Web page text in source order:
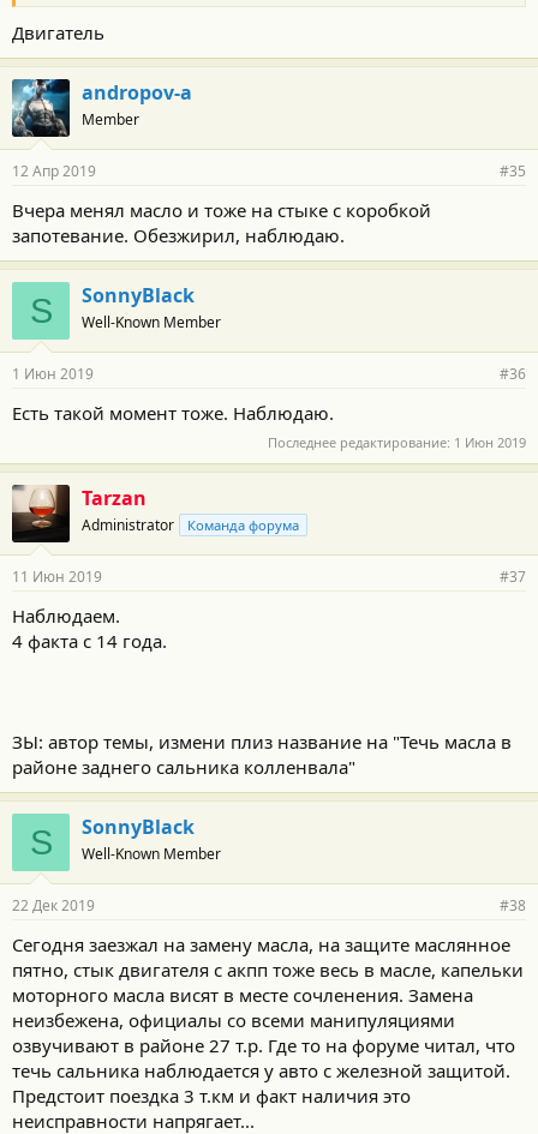
Двигатель
andropov-a
Member
12 Апр 2019 #35
Вчера менял масло и тоже на стыке с коробкой
запотевание. Обезжирил, наблюдаю.
S SonnyBlack
Well-Known Member
1 Июн 2019 #36
Есть такой момент тоже. Наблюдаю.
Последнее редактирование: 1 Июн 2019
Tarzan
Administrator Команда форума
11 Июн 2019 #37
Наблюдаем.
4 факта с 14 года.
ЗЫ: автор темы, измени плиз название на "Течь масла в
районе заднего сальника колленвала"
S SonnyBlack
Well-Known Member
22 Дек 2019 #38
Сегодня заезжал на замену масла, на защите маслянное
пятно, стык двигателя с акпп тоже весь в масле, капельки
моторного масла висят в месте сочленения. Замена
неизбежена, официалы со всеми манипуляциями
озвучивают в районе 27 т.р. Где то на форуме читал, что
течь сальника наблюдается у авто с железной защитой.
Предстоит поездка 3 т.км и факт наличия это
неисправности напрягает...